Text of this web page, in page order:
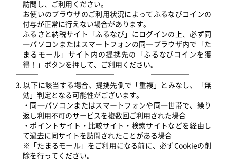
訪問し、ご利用ください。
お使いのブラウザのご利用状況によってふるなびコインの
付与が正常に行えない場合があります。
ふるさと納税サイト「ふるなび」にログインの上、必ず同
一パソコンまたはスマートフォンの同一ブラウザ内で「た
まるモール」サイト内の提携先の「ふるなびコインを獲
得！」ボタンを押して、ご利用ください。
3. 以下に該当する場合、提携先側で「重複」とみなし、「無
効」判定となる可能性がございます。
・同一パソコンまたはスマートフォンや同一世帯で、繰り
返し利用不可のサービスを複数回ご利用された場合
・ポイントサイト・比較サイト・検索サイトなどを経由し
て過去に同サイトを訪問されたことがある場合
※「たまるモール」をご利用になる前に、必ずCookieの削
除を行ってください。